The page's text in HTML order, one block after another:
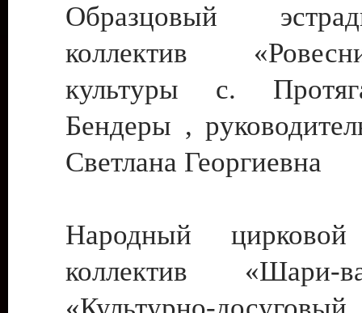
Образцовый
коллектив
культуры с.
Бендеры ,
Светлана Георгиевна
Народный цирковой
коллектив